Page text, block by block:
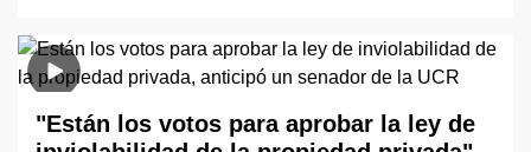
"Están los votos para aprobar la ley de